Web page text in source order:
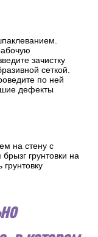
зачистку
сеткой.
по ней
дефекты
на стену с
грунтовки на